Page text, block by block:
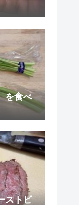
を食べ
ストビ